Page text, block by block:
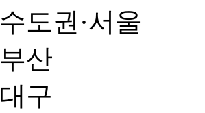
수도권·서울
부산
대구